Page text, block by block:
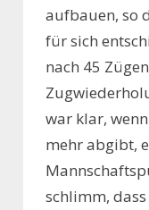
aufbauen, so
für sich
nach 45
war klar,
mehr abgibt,
schlimm,